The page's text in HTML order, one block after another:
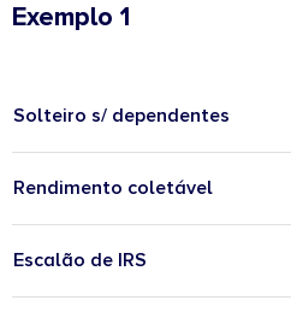
Exemplo 1
Solteiro s/ dependentes
Rendimento coletável
Escalão de IRS